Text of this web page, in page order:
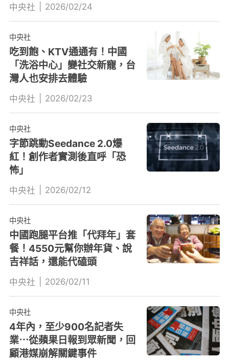
中央社 2026/02/24
中央社
吃到飽、KTV通通有！中國
「洗浴中心」變社交新寵，台
灣人也安排去體驗
中央社 2026/02/23
中央社
字節跳動Seedance 2.0爆
紅！創作者實測後直呼「恐
怖」
中央社 2026/02/12
中央社
中國跑腿平台推「代拜年」套
餐！4550元幫你辦年貨、說
吉祥話，還能代磕頭
中央社 2026/02/11
中央社
4年內，至少900名記者失
業⋯從蘋果日報到眾新聞，回
顧港媒崩解關鍵事件